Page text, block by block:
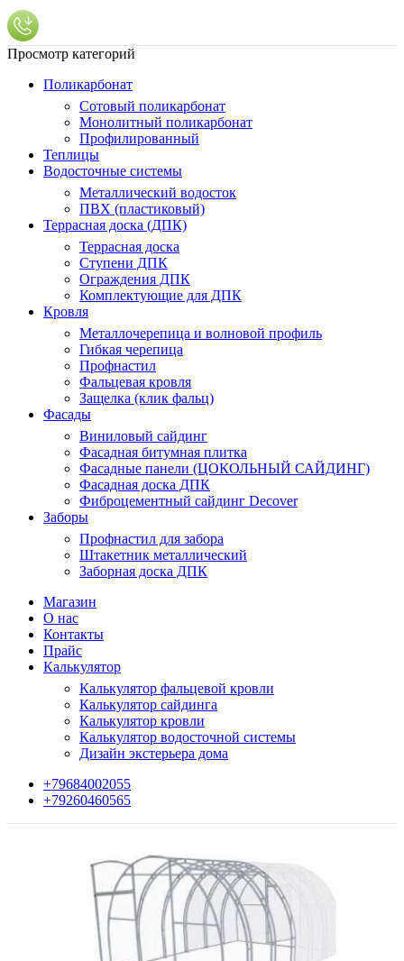
Просмотр категорий
Поликарбонат
Сотовый поликарбонат
Монолитный поликарбонат
Профилированный
Теплицы
Водосточные системы
Металлический водосток
ПВХ (пластиковый)
Террасная доска (ДПК)
Террасная доска
Ступени ДПК
Ограждения ДПК
Комплектующие для ДПК
Кровля
Металлочерепица и волновой профиль
Гибкая черепица
Профнастил
Фальцевая кровля
Защелка (клик фальц)
Фасады
Виниловый сайдинг
Фасадная битумная плитка
Фасадные панели (ЦОКОЛЬНЫЙ САЙДИНГ)
Фасадная доска ДПК
Фиброцементный сайдинг Decover
Заборы
Профнастил для забора
Штакетник металлический
Заборная доска ДПК
Магазин
О нас
Контакты
Прайс
Калькулятор
Калькулятор фальцевой кровли
Калькулятор сайдинга
Калькулятор кровли
Калькулятор водосточной системы
Дизайн экстерьера дома
+79684002055
+79260460565